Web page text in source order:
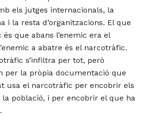
els jutges internacionals, la
i la resta d’organitzacions. El que
que abans l’enemic era el
a abatre és el narcotràfic.
s’infiltra per tot, però
per la pròpia documentació que
usa el narcotràfic per encobrir els
població, i per encobrir el que ha